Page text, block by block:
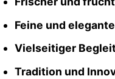
Feine und
Vielseitiger
Tradition und